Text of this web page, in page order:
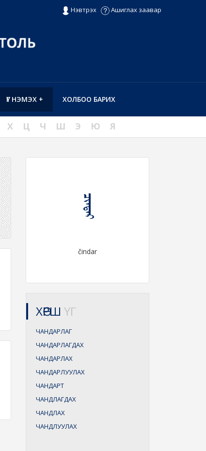
Нэвтрэх Ашиглах заавар
ХОЛБОО БАРИХ
ҮГ НЭМЭХ +
Х Ц Ч Ш Э Ю Я
ᠴᠢᠨᠳᠠᠷ
čindar
ХӨРШ ҮГ
ЧАНДАРЛАГ
ЧАНДАРЛАГДАХ
ЧАНДАРЛАХ
ЧАНДАРЛУУЛАХ
ЧАНДАРТ
ЧАНДЛАГДАХ
ЧАНДЛАХ
ЧАНДЛУУЛАХ